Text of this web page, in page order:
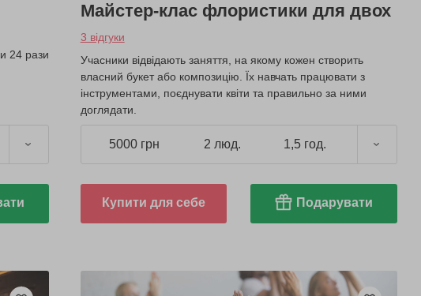
24 рази
Майстер-клас флористики для двох
3 відгуки
Учасники відвідають заняття, на якому кожен створить
власний букет або композицію. Їх навчать працювати з
інструментами, поєднувати квіти та правильно за ними
доглядати.
5000 грн 2 люд. 1,5 год.
Купити для себе Подарувати